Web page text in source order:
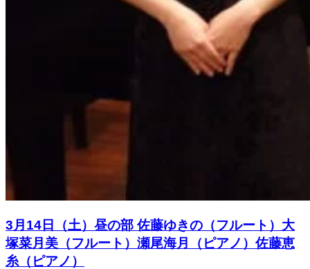
3月14日（土）昼の部 佐藤ゆきの（フルート）大
塚菜月美（フルート）瀬尾海月（ピアノ）佐藤恵
糸（ピアノ）